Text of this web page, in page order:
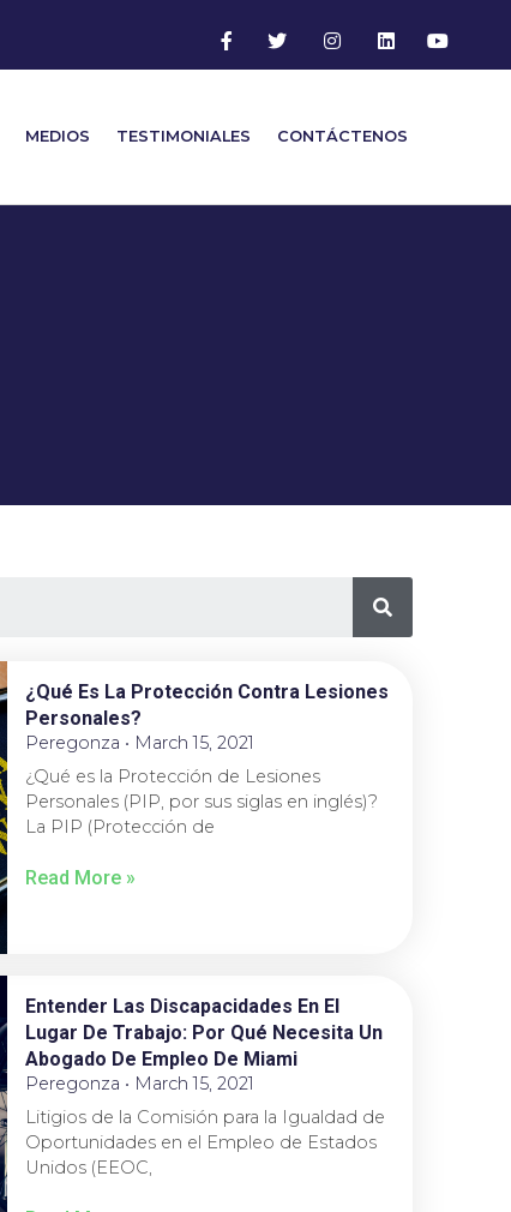
MEDIOS TESTIMONIALES CONTÁCTENOS
¿Qué Es La Protección Contra Lesiones
Personales?
Peregonza
March 15, 2021
¿Qué es la Protección de Lesiones
Personales (PIP, por sus siglas en inglés)?
La PIP (Protección de
Read More »
Entender Las Discapacidades En El
Lugar De Trabajo: Por Qué Necesita Un
Abogado De Empleo De Miami
Peregonza
March 15, 2021
Litigios de la Comisión para la Igualdad de
Oportunidades en el Empleo de Estados
Unidos (EEOC,